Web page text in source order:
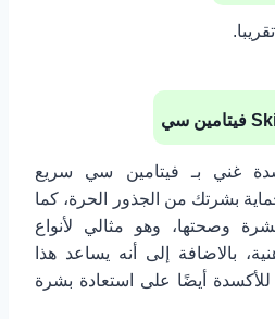
غني بـ فيتامين سي سريع
بشرتك من الجذور الحرة، كما
وصحتها، وهو مثالي لأنواع
بالاضافة إلى أنه يساعد هذا
أيضًا على استعادة بشرة